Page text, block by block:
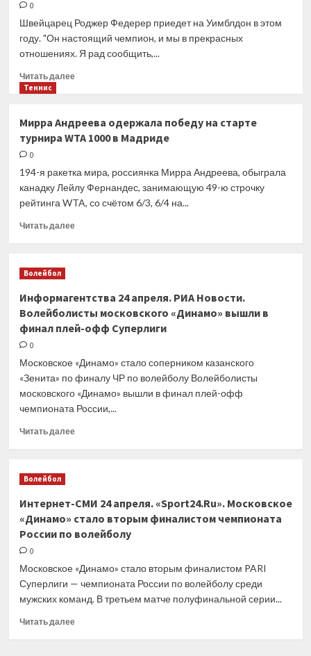
по
подняться
0
Швейцарец Роджер Федерер приедет на Уимблдон в этом
году. "Он настоящий чемпион, и мы в прекрасных
отношениях. Я рад сообщить,...
Читать далееПрочитать
Федерер
посетит
году
Теннис
Мирра Андреева одержала победу на старте
турнира WTA 1000 в Мадриде
0
194-я ракетка мира, россиянка Мирра Андреева, обыграла
канадку Лейлу Фернандес, занимающую 49-ю строчку
рейтинга WTA, со счётом 6/3, 6/4 на...
Читать далееПрочитать
победу
на
старте
1000
в
Мадриде
Волейбол
Информагентства 24 апреля. РИА Новости.
Волейболисты московского «Динамо» вышли в
финал плей-офф Суперлиги
0
Московское «Динамо» стало соперником казанского
«Зенита» по финалу ЧР по волейболу Волейболисты
московского «Динамо» вышли в финал плей-офф
чемпионата России,...
Читать далееПрочитать
РИА
Новости.
Волейболисты
вышли
в
финал
офф
Волейбол
Интернет-СМИ 24 апреля. «Sport24.Ru». Московское
«Динамо» стало вторым финалистом чемпионата
России по волейболу
0
Московское «Динамо» стало вторым финалистом PARI
Суперлиги — чемпионата России по волейболу среди
мужских команд. В третьем матче полуфинальной серии...
Читать далееПрочитать